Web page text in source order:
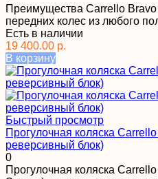
Преимущества Carrello
передних колес из любого
Есть в наличии
19 400.00 р.
В корзину
Быстрый просмотр
Прогулочная коляска
реверсивный блок)
0
Прогулочная коляска